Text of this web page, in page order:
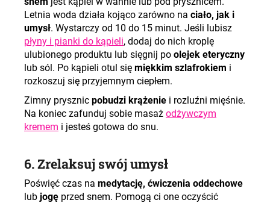
Letnia woda działa kojąco zarówno na ciało, jak i
umysł. Wystarczy od 10 do 15 minut. Jeśli lubisz
płyny i pianki do kąpieli, dodaj do nich kroplę
ulubionego produktu lub sięgnij po olejek eteryczny
lub sól. Po kąpieli otul się miękkim szlafrokiem i
rozkoszuj się przyjemnym ciepłem.
Zimny prysznic pobudzi krążenie i rozluźni mięśnie.
Na koniec zafunduj sobie masaż odżywczym
kremem i jesteś gotowa do snu.
6. Zrelaksuj swój umysł
Poświęć czas na medytację, ćwiczenia oddechowe
lub jogę przed snem. Pomogą ci one oczyścić